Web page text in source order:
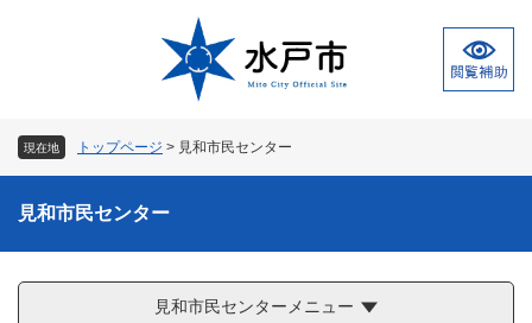
現在地 トップページ > 見和市民センター
見和市民センター
見和市民センターメニュー